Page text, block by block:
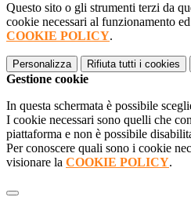
Questo sito o gli strumenti terzi da
cookie necessari al funzionamento
COOKIE POLICY.
Personalizza Rifiuta tutti i cookies
Gestione cookie
In questa schermata è possibile
I cookie necessari sono quelli che
piattaforma e non è possibile
Per conoscere quali sono i cookie
visionare la COOKIE POLICY.